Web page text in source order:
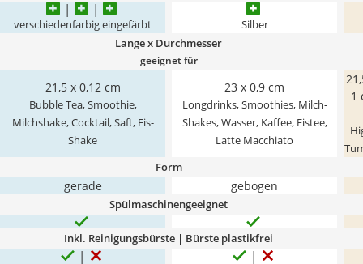
verschiedenfarbig eingefärbt Silber
Länge x Durchmesser
geeignet für
21,5 x 0,12 cm
Bubble Tea, Smoothie,
Milchshake, Cocktail, Saft, Eis-
Shake
23 x 0,9 cm
Longdrinks, Smoothies, Milch-
Shakes, Wasser, Kaffee, Eistee,
Latte Macchiato
1
Form
gerade gebogen
Spülmaschinengeeignet
Inkl. Reinigungsbürste | Bürste plastikfrei